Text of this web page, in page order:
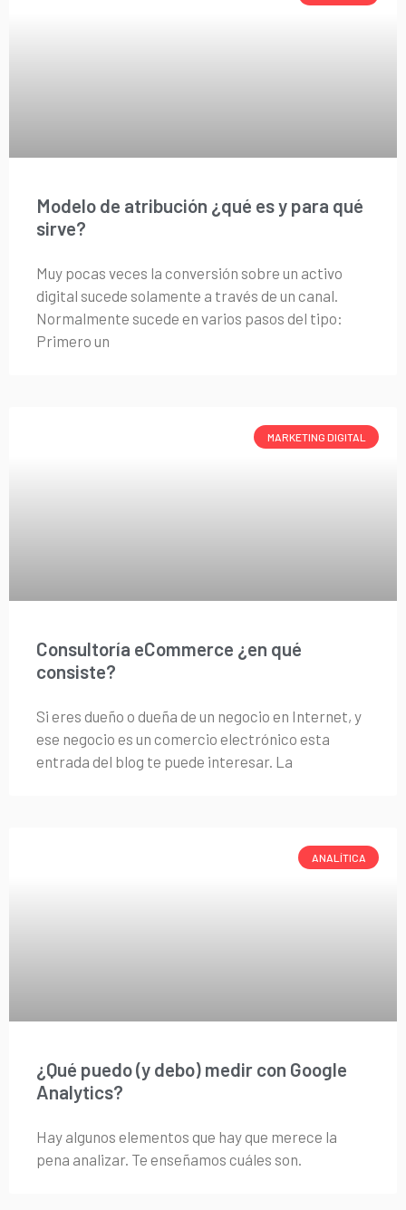
Modelo de atribución ¿qué es y para qué
sirve?
Muy pocas veces la conversión sobre un activo
digital sucede solamente a través de un canal.
Normalmente sucede en varios pasos del tipo:
Primero un
MARKETING DIGITAL
Consultoría eCommerce ¿en qué
consiste?
Si eres dueño o dueña de un negocio en Internet, y
ese negocio es un comercio electrónico esta
entrada del blog te puede interesar. La
ANALÍTICA
¿Qué puedo (y debo) medir con Google
Analytics?
Hay algunos elementos que hay que merece la
pena analizar. Te enseñamos cuáles son.